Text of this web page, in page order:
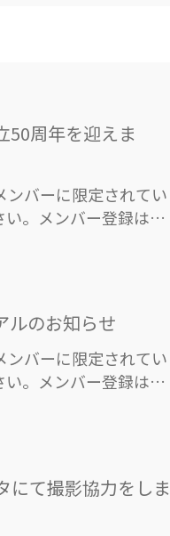
50周年を迎えま
ンバーに限定されてい
。メンバー登録は下
る&nb […]
ルのお知らせ
ンバーに限定されてい
。メンバー登録は下
る&nb […]
にて撮影協力をし